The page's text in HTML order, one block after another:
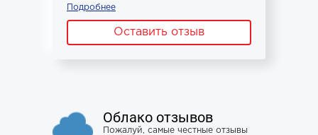
Подробнее
Оставить отзыв
Облако отзывов
Пожалуй, самые честные отзывы